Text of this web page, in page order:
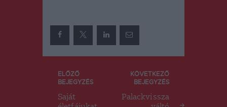
Bejegyzés
navigáció
ELŐZŐ
BEJEGYZÉS
Saját
KÖVETKEZŐ
BEJEGYZÉS
Palackvissza